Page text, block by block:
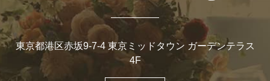
東京都港区赤坂9-7-4 東京ミッドタウン ガーデンテラス
4F